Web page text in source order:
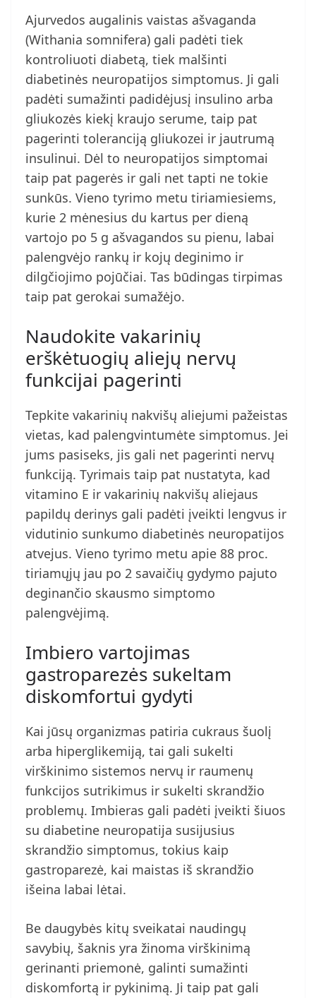
Ajurvedos augalinis vaistas ašvaganda
(Withania somnifera) gali padėti tiek
kontroliuoti diabetą, tiek malšinti
diabetinės neuropatijos simptomus. Ji gali
padėti sumažinti padidėjusį insulino arba
gliukozės kiekį kraujo serume, taip pat
pagerinti toleranciją gliukozei ir jautrumą
insulinui. Dėl to neuropatijos simptomai
taip pat pagerės ir gali net tapti ne tokie
sunkūs. Vieno tyrimo metu tiriamiesiems,
kurie 2 mėnesius du kartus per dieną
vartojo po 5 g ašvagandos su pienu, labai
palengvėjo rankų ir kojų deginimo ir
dilgčiojimo pojūčiai. Tas būdingas tirpimas
taip pat gerokai sumažėjo.
Naudokite vakarinių
erškėtuogių aliejų nervų
funkcijai pagerinti
Tepkite vakarinių nakvišų aliejumi pažeistas
vietas, kad palengvintumėte simptomus. Jei
jums pasiseks, jis gali net pagerinti nervų
funkciją. Tyrimais taip pat nustatyta, kad
vitamino E ir vakarinių nakvišų aliejaus
papildų derinys gali padėti įveikti lengvus ir
vidutinio sunkumo diabetinės neuropatijos
atvejus. Vieno tyrimo metu apie 88 proc.
tiriamųjų jau po 2 savaičių gydymo pajuto
deginančio skausmo simptomo
palengvėjimą.
Imbiero vartojimas
gastroparezės sukeltam
diskomfortui gydyti
Kai jūsų organizmas patiria cukraus šuolį
arba hiperglikemiją, tai gali sukelti
virškinimo sistemos nervų ir raumenų
funkcijos sutrikimus ir sukelti skrandžio
problemų. Imbieras gali padėti įveikti šiuos
su diabetine neuropatija susijusius
skrandžio simptomus, tokius kaip
gastroparezė, kai maistas iš skrandžio
išeina labai lėtai.
Be daugybės kitų sveikatai naudingų
savybių, šaknis yra žinoma virškinimą
gerinanti priemonė, galinti sumažinti
diskomfortą ir pykinimą. Ji taip pat gali